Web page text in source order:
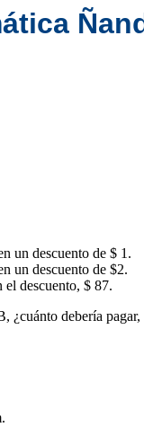
un descuento de $ 1.
un descuento de $2.
el descuento, $ 87.
¿cuánto debería